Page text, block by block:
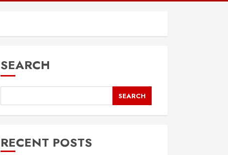
SEARCH
SEARCH
RECENT POSTS